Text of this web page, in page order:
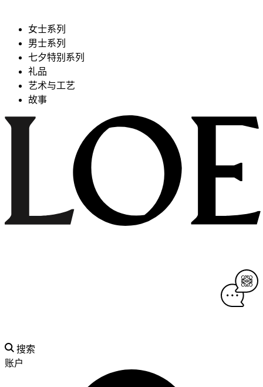
女士系列
男士系列
七夕特别系列
礼品
艺术与工艺
故事
搜索
账户